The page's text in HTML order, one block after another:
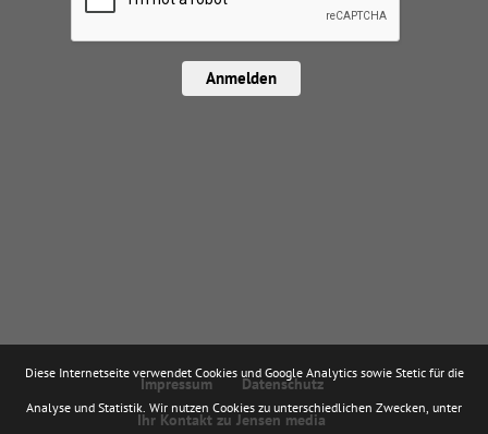
Anmelden
Impressum
Datenschutz
Ihr Kontakt zu Jensen media
Diese Internetseite verwendet Cookies und Google Analytics sowie Stetic für die
Analyse und Statistik. Wir nutzen Cookies zu unterschiedlichen Zwecken, unter